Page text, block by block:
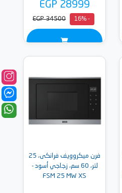
EGP 28999
- 16%
EGP 34500
فرن ميكروويف فرانكى، 25
لتر، 60 سم، زجاجي أسود -
FSM 25 MW XS